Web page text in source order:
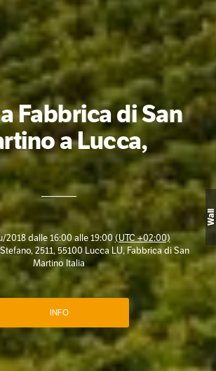
Fabbrica di San
a Lucca,
2018 dalle 16:00 alle 19:00(UTC +02:00)
2511, 55100 Lucca LU, Fabbrica di San
Martino Italia
INFO
Wall